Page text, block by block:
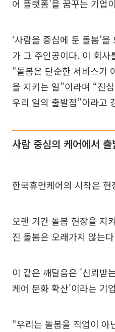
어 플랫폼'을 꿈꾸는 기업
‘사람을 중심에 둔 돌봄’
가 그 주인공이다. 이 회사
“돌봄은 단순한 서비스가
을 지키는 일”이라며 “진
우리 일의 출발점”이라고
사람 중심의 케어에서 출
한국휴먼케어의 시작은
오랜 기간 돌봄 현장을 지
진 돌봄은 오래가지 않는
이 같은 깨달음은 '신뢰받
케어 문화 확산'이라는 기
“우리는 돌봄을 직업이 아